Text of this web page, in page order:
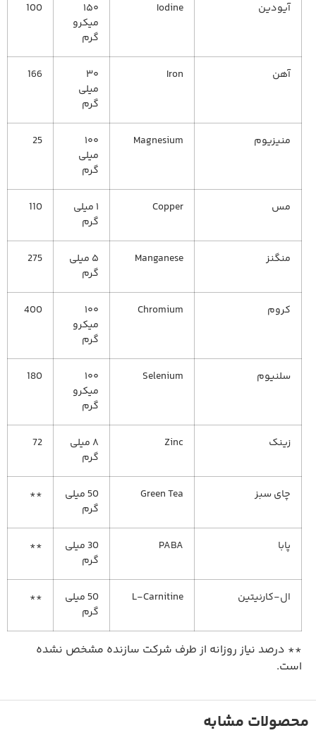
آیودین Iodine
۱۵۰
میکرو
گرم
100
آهن Iron
۳۰
میلی
گرم
166
منیزیوم Magnesium
۱۰۰
میلی
گرم
25
مس Copper
۱ میلی
گرم
110
منگنز Manganese
۵ میلی
گرم
275
کروم Chromium
۱۰۰
میکرو
گرم
400
سلنیوم Selenium
۱۰۰
میکرو
گرم
180
زینک Zinc
۸ میلی
گرم
72
چای سبز Green Tea
50 میلی
گرم
**
پابا PABA
30 میلی
گرم
**
ال-کارنیتین L-Carnitine
50 میلی
گرم
**
** درصد نیاز روزانه از طرف شرکت سازنده مشخص نشده
است.
محصولات مشابه